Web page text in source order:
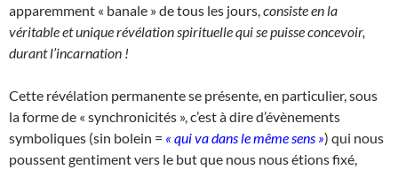
apparemment « banale » de tous les jours, consiste en la
véritable et unique révélation spirituelle qui se puisse concevoir,
durant l’incarnation !
Cette révélation permanente se présente, en particulier, sous
la forme de « synchronicités », c’est à dire d’évènements
symboliques (sin bolein = « qui va dans le même sens ») qui nous
poussent gentiment vers le but que nous nous étions fixé,